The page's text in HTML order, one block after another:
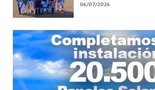
06/07/2026